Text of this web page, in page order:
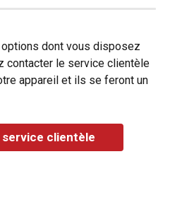
dont vous disposez
contacter le service clientèle
appareil et ils se feront un
clientèle